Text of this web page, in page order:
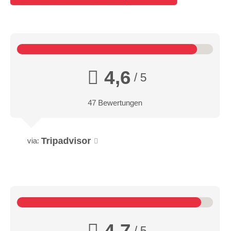
4,6 / 5
47 Bewertungen
via: Tripadvisor